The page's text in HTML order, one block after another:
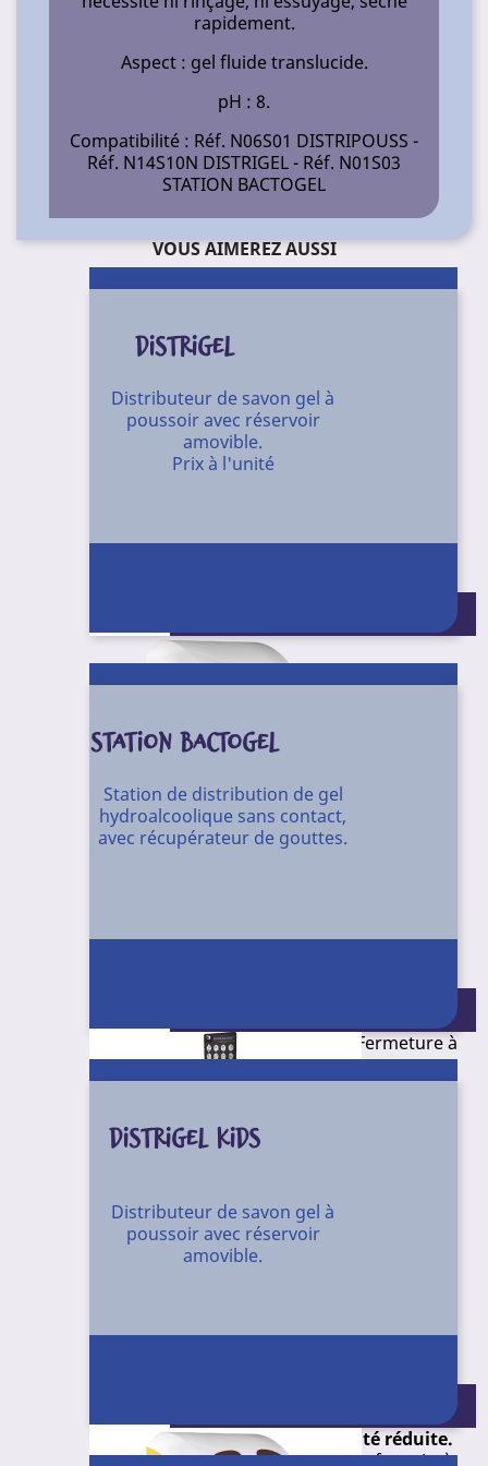
rapidement.
Aspect : gel fluide translucide.
pH : 8.
Compatibilité : Réf. N06S01 DISTRIPOUSS -
Réf. N14S10N DISTRIGEL - Réf. N01S03
STATION BACTOGEL
VOUS AIMEREZ AUSSI
réservoir amovible.
HACCP. Niveau du savon visible. Fermeture à
clé.
Livré avec chevilles, vis, et clé plastique. Pour
Dim. : H206 x L110 x P106 mm.
DISTRIGEL
Distributeur de savon gel à
poussoir avec réservoir
amovible.
Prix à l'unité
Conditionnement
hydroalcoolique sans contact, avec
Adapté aux personnes à mobilité réduite.
Fonctionne avec 4 piles LR14 (non fournies).
STATION BACTOGEL
Station de distribution de gel
hydroalcoolique sans contact,
avec récupérateur de gouttes.
DISTRIGEL KIDS
Distributeur de savon gel à
poussoir avec réservoir
amovible.